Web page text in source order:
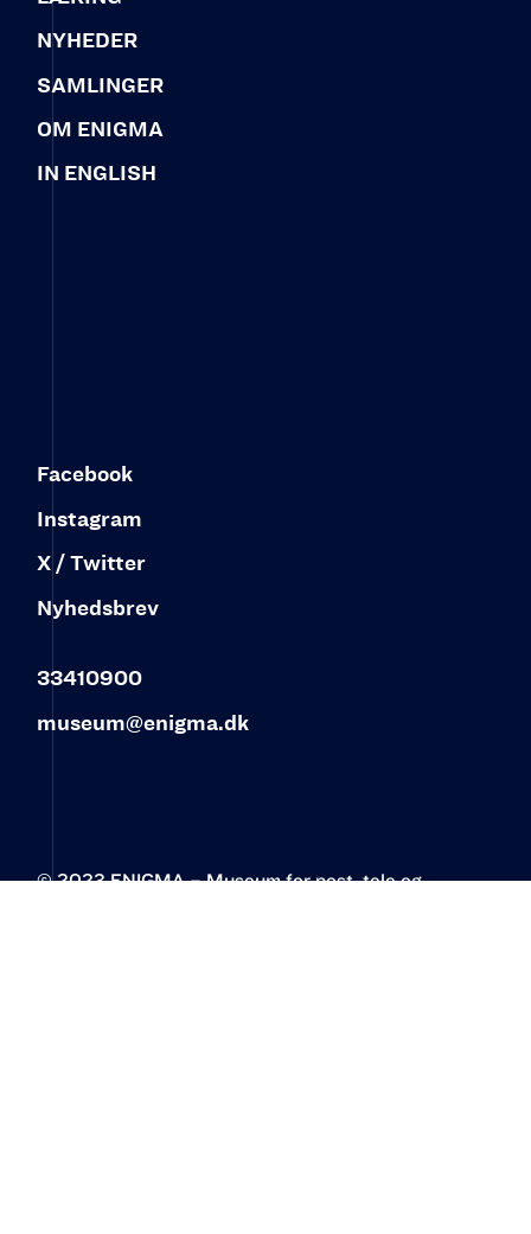
NYHEDER
SAMLINGER
OM ENIGMA
IN ENGLISH
Facebook
Instagram
X / Twitter
Nyhedsbrev
33410900
museum@enigma.dk
© 2023 ENIGMA – Museum for post, tele og